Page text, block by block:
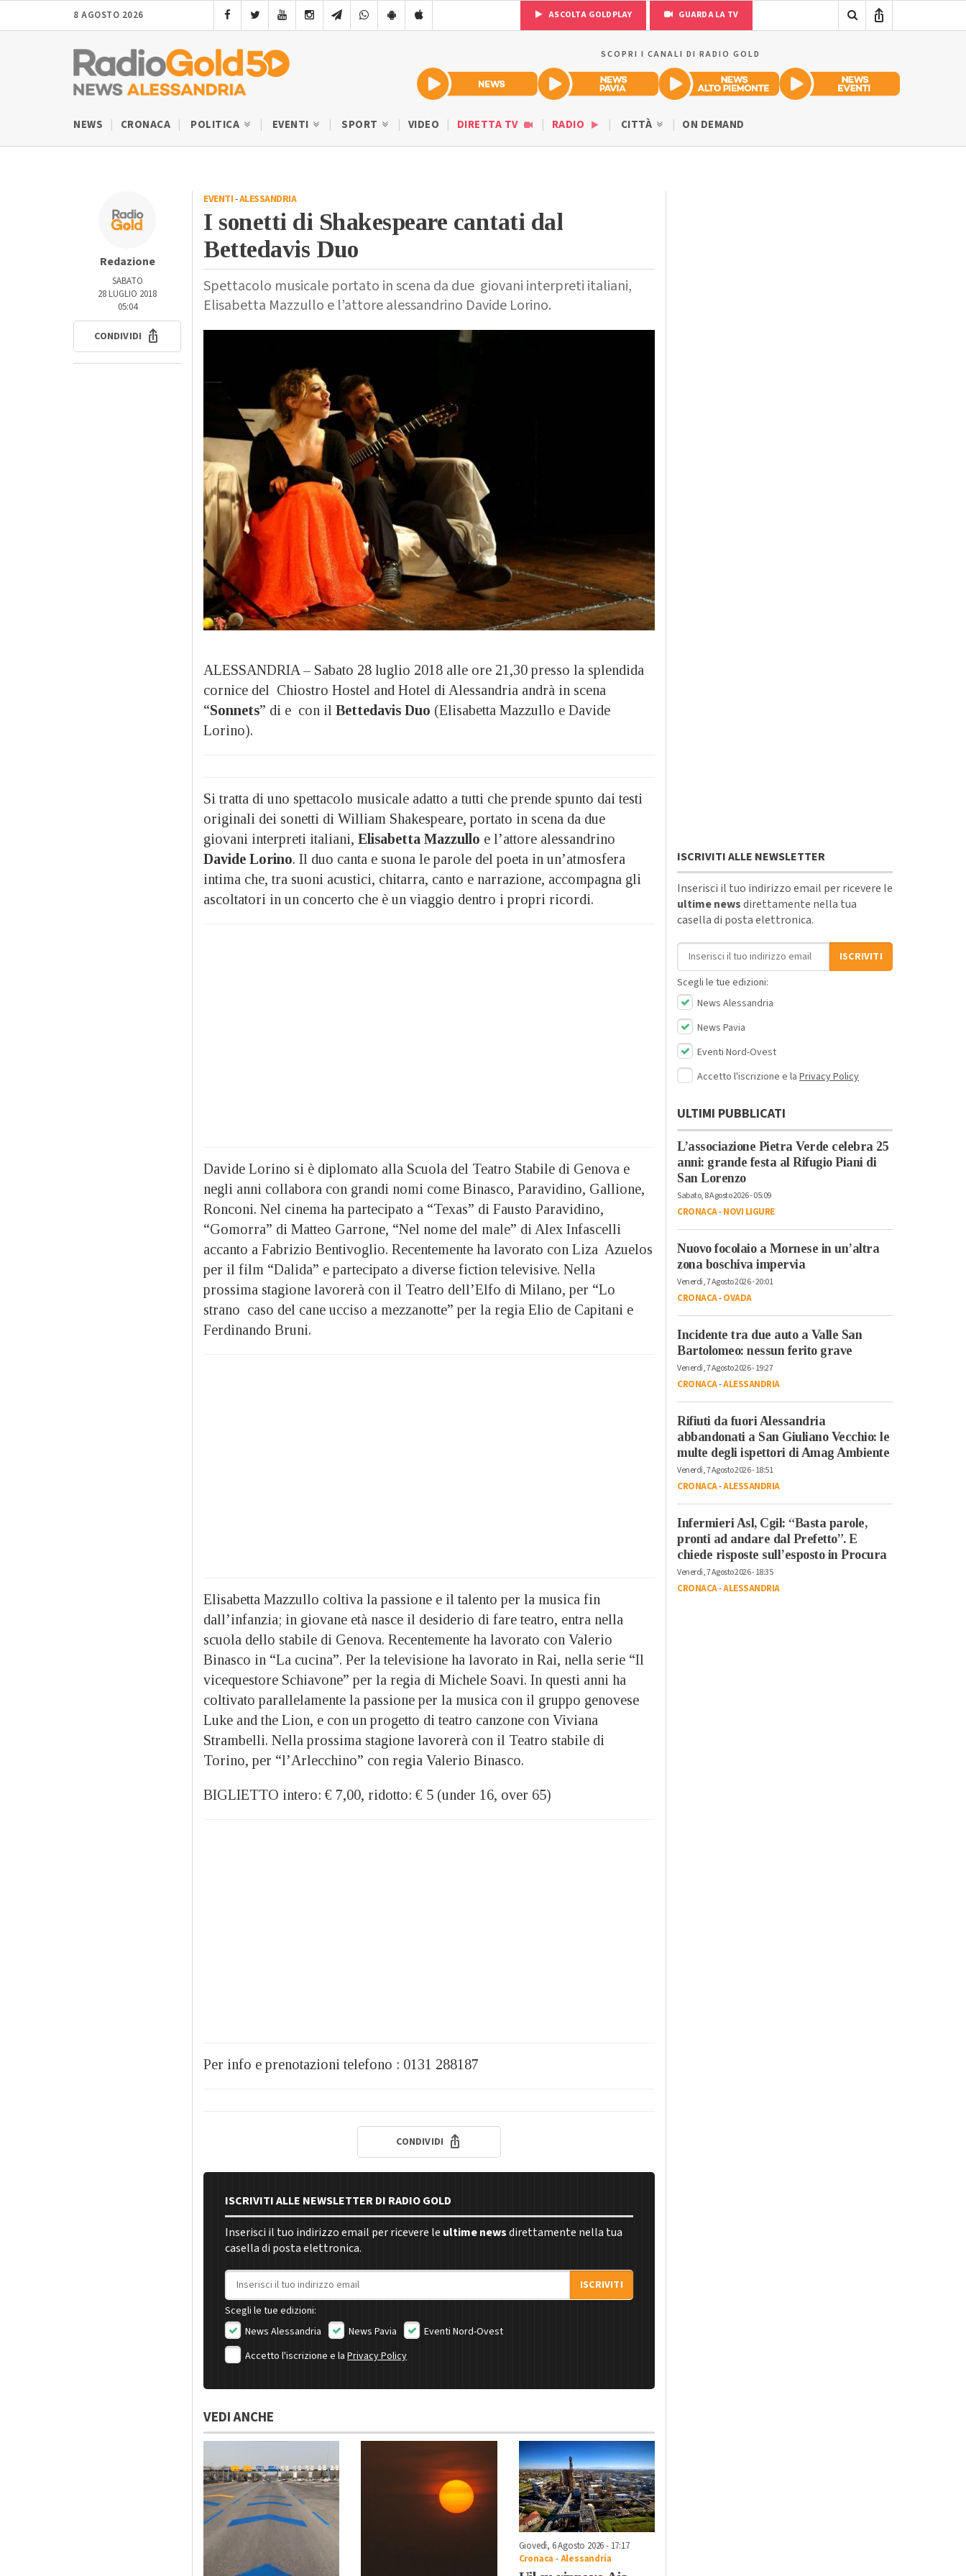
8 AGOSTO 2026 ASCOLTA GOLDPLAY GUARDA LA TV
SCOPRI I CANALI DI RADIO GOLD
NEWS CRONACA POLITICA EVENTI SPORT VIDEO DIRETTA TV RADIO CITTÀ ON DEMAND
Redazione
SABATO
28 LUGLIO 2018
05:04
CONDIVIDI
EVENTI-ALESSANDRIA
I sonetti di Shakespeare cantati dal
Bettedavis Duo
Spettacolo musicale portato in scena da due giovani interpreti italiani,
Elisabetta Mazzullo e l’attore alessandrino Davide Lorino.
ALESSANDRIA – Sabato 28 luglio 2018 alle ore 21,30 presso la splendida
cornice del Chiostro Hostel and Hotel di Alessandria andrà in scena
“Sonnets” di e con il Bettedavis Duo (Elisabetta Mazzullo e Davide
Lorino).
Si tratta di uno spettacolo musicale adatto a tutti che prende spunto dai testi
originali dei sonetti di William Shakespeare, portato in scena da due
giovani interpreti italiani, Elisabetta Mazzullo e l’attore alessandrino
Davide Lorino. Il duo canta e suona le parole del poeta in un’atmosfera
intima che, tra suoni acustici, chitarra, canto e narrazione, accompagna gli
ascoltatori in un concerto che è un viaggio dentro i propri ricordi.
Davide Lorino si è diplomato alla Scuola del Teatro Stabile di Genova e
negli anni collabora con grandi nomi come Binasco, Paravidino, Gallione,
Ronconi. Nel cinema ha partecipato a “Texas” di Fausto Paravidino,
“Gomorra” di Matteo Garrone, “Nel nome del male” di Alex Infascelli
accanto a Fabrizio Bentivoglio. Recentemente ha lavorato con Liza Azuelos
per il film “Dalida” e partecipato a diverse fiction televisive. Nella
prossima stagione lavorerà con il Teatro dell’Elfo di Milano, per “Lo
strano caso del cane ucciso a mezzanotte” per la regia Elio de Capitani e
Ferdinando Bruni.
Elisabetta Mazzullo coltiva la passione e il talento per la musica fin
dall’infanzia; in giovane età nasce il desiderio di fare teatro, entra nella
scuola dello stabile di Genova. Recentemente ha lavorato con Valerio
Binasco in “La cucina”. Per la televisione ha lavorato in Rai, nella serie “Il
vicequestore Schiavone” per la regia di Michele Soavi. In questi anni ha
coltivato parallelamente la passione per la musica con il gruppo genovese
Luke and the Lion, e con un progetto di teatro canzone con Viviana
Strambelli. Nella prossima stagione lavorerà con il Teatro stabile di
Torino, per “l’Arlecchino” con regia Valerio Binasco.
BIGLIETTO intero: € 7,00, ridotto: € 5 (under 16, over 65)
Per info e prenotazioni telefono : 0131 288187
CONDIVIDI
ISCRIVITI ALLE NEWSLETTER DI RADIO GOLD
Inserisci il tuo indirizzo email per ricevere le ultime newsdirettamente nella tua
casella di posta elettronica.
Indirizzo email
ISCRIVITI
Scegli le tue edizioni:
News Alessandria
News Pavia
Eventi Nord-Ovest
Accetto l'iscrizione e la Privacy Policy
VEDI ANCHE
Giovedì, 6 Agosto 2026 - 17:17
Cronaca -Alessandria
ISCRIVITI ALLE NEWSLETTER
Inserisci il tuo indirizzo email per ricevere le
ultime newsdirettamente nella tua
casella di posta elettronica.
Indirizzo email
ISCRIVITI
Scegli le tue edizioni:
News Alessandria
News Pavia
Eventi Nord-Ovest
Accetto l'iscrizione e la Privacy Policy
ULTIMI PUBBLICATI
L’associazione Pietra Verde celebra 25
anni: grande festa al Rifugio Piani di
San Lorenzo
Sabato, 8 Agosto 2026 - 05:09
CRONACA-NOVI LIGURE
Nuovo focolaio a Mornese in un’altra
zona boschiva impervia
Venerdì, 7 Agosto 2026 - 20:01
CRONACA-OVADA
Incidente tra due auto a Valle San
Bartolomeo: nessun ferito grave
Venerdì, 7 Agosto 2026 - 19:27
CRONACA-ALESSANDRIA
Rifiuti da fuori Alessandria
abbandonati a San Giuliano Vecchio: le
multe degli ispettori di Amag Ambiente
Venerdì, 7 Agosto 2026 - 18:51
CRONACA-ALESSANDRIA
Infermieri Asl, Cgil: “Basta parole,
pronti ad andare dal Prefetto”. E
chiede risposte sull’esposto in Procura
Venerdì, 7 Agosto 2026 - 18:35
CRONACA-ALESSANDRIA